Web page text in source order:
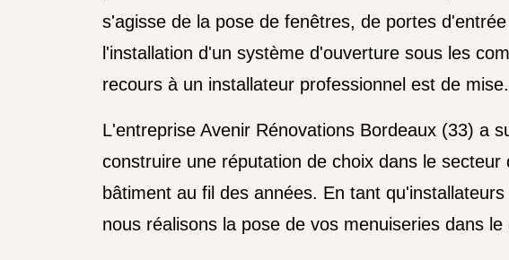
s'agisse de la pose de fenêtres, de portes
l'installation d'un système d'ouverture sous les
recours à un installateur professionnel est de mise.
L'entreprise Avenir Rénovations Bordeaux (33) a
construire une réputation de choix dans le secteur
bâtiment au fil des années. En tant qu'installateurs
nous réalisons la pose de vos menuiseries dans